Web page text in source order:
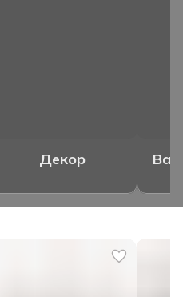
Декор